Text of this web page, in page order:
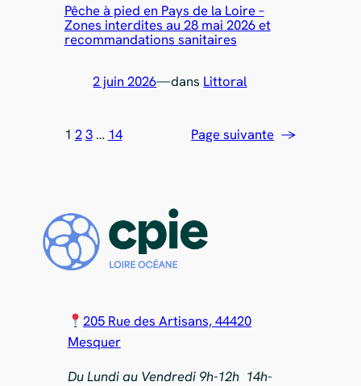
Pêche à pied en Pays de la Loire –
Zones interdites au 28 mai 2026 et
recommandations sanitaires
2 juin 2026—dans Littoral
1 23 … 14 Page suivante →
205 Rue des Artisans, 44420
Mesquer
Du Lundi au Vendredi 9h-12h 14h-